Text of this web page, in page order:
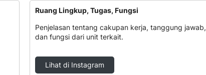
Ruang Lingkup, Tugas, Fungsi
Penjelasan tentang cakupan kerja, tanggung jawab,
dan fungsi dari unit terkait.
Lihat di Instagram